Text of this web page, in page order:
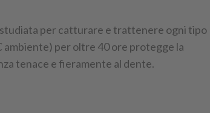
per catturare e trattenere ogni tipo
ambiente) per oltre 40 ore protegge la
tenace e fieramente al dente.